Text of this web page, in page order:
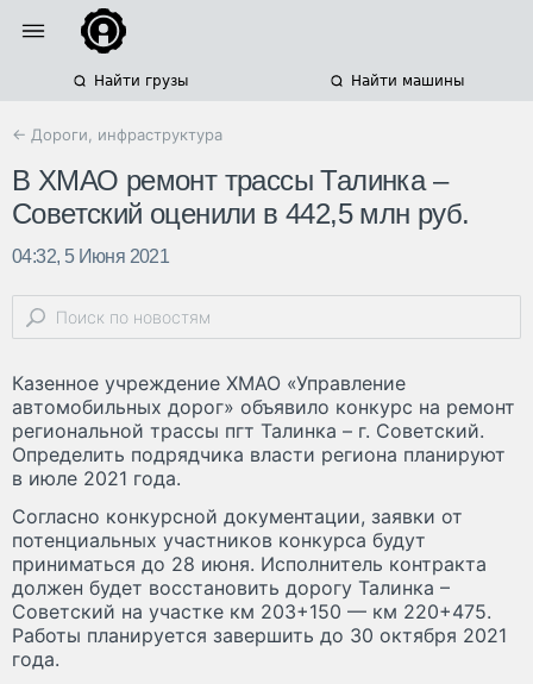
Найти грузы Найти машины
← Дороги, инфраструктура
В ХМАО ремонт трассы Талинка –
Советский оценили в 442,5 млн руб.
04:32, 5 Июня 2021
Казенное учреждение ХМАО «Управление
автомобильных дорог» объявило конкурс на ремонт
региональной трассы пгт Талинка – г. Советский.
Определить подрядчика власти региона планируют
в июле 2021 года.
Согласно конкурсной документации, заявки от
потенциальных участников конкурса будут
приниматься до 28 июня. Исполнитель контракта
должен будет восстановить дорогу Талинка –
Советский на участке км 203+150 — км 220+475.
Работы планируется завершить до 30 октября 2021
года.